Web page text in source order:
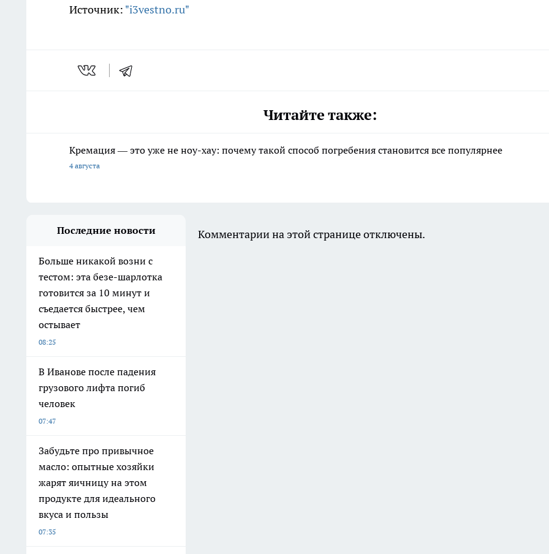
Источник: "i3vestno.ru"
Читайте также:
Кремация — это уже не ноу-хау: почему такой способ погребения становится все популярнее
4 августа
Последние новости
Больше никакой возни с
тестом: эта безе-шарлотка
готовится за 10 минут и
съедается быстрее, чем
остывает
08:25
В Иванове после падения
грузового лифта погиб
человек
07:47
Забудьте про привычное
масло: опытные хозяйки
жарят яичницу на этом
продукте для идеального
вкуса и пользы
07:35
Комментарии на этой странице отключены.